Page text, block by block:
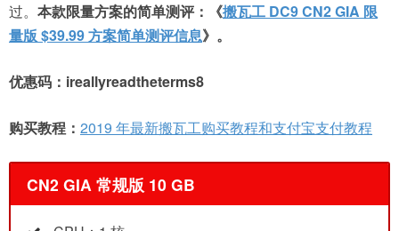
过。 本款限量方案的简单测评：《搬瓦工 DC9 CN2 GIA 限
量版 $39.99 方案简单测评信息》。
优惠码：ireallyreadtheterms8
购买教程： 2019 年最新搬瓦工购买教程和支付宝支付教程
CN2 GIA 常规版 10 GB